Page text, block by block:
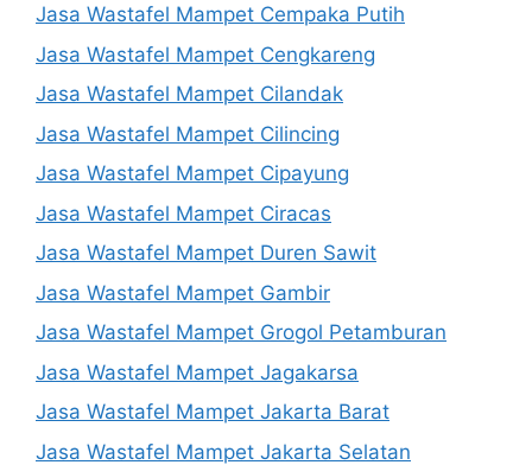
Jasa Wastafel Mampet Cempaka Putih
Jasa Wastafel Mampet Cengkareng
Jasa Wastafel Mampet Cilandak
Jasa Wastafel Mampet Cilincing
Jasa Wastafel Mampet Cipayung
Jasa Wastafel Mampet Ciracas
Jasa Wastafel Mampet Duren Sawit
Jasa Wastafel Mampet Gambir
Jasa Wastafel Mampet Grogol Petamburan
Jasa Wastafel Mampet Jagakarsa
Jasa Wastafel Mampet Jakarta Barat
Jasa Wastafel Mampet Jakarta Selatan